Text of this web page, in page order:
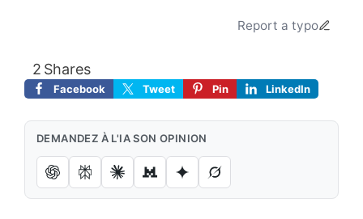
Report a typo
Shares
2
Facebook Tweet Pin LinkedIn
DEMANDEZ À L'IA SON OPINION